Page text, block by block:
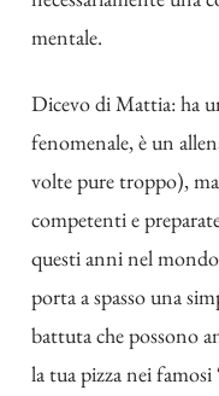
mentale.
Dicevo di Mattia: ha
fenomenale, è un
volte pure troppo),
competenti e
questi anni nel
porta a spasso una
battuta che possono
la tua pizza nei